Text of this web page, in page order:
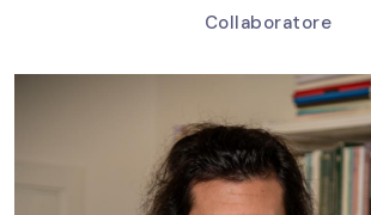
Collaboratore